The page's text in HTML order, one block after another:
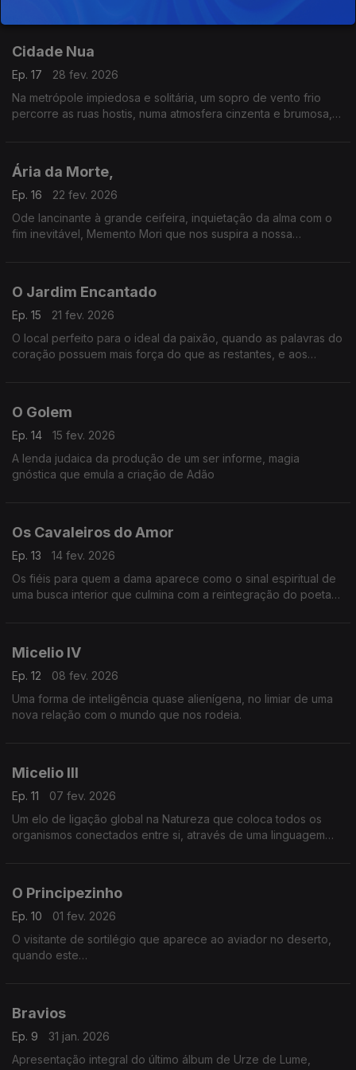
Cidade Nua
Ep. 17
28 fev. 2026
Na metrópole impiedosa e solitária, um sopro de vento frio
percorre as ruas hostis, numa atmosfera cinzenta e brumosa,
Ária da Morte,
Ep. 16
22 fev. 2026
Ode lancinante à grande ceifeira, inquietação da alma com o
fim inevitável, Memento Mori que nos suspira a nossa
O Jardim Encantado
Ep. 15
21 fev. 2026
O local perfeito para o ideal da paixão, quando as palavras do
coração possuem mais força do que as restantes, e aos
O Golem
Ep. 14
15 fev. 2026
A lenda judaica da produção de um ser informe, magia
gnóstica que emula a criação de Adão
Os Cavaleiros do Amor
Ep. 13
14 fev. 2026
Os fiéis para quem a dama aparece como o sinal espiritual de
uma busca interior que culmina com a reintegração do poeta
Micelio IV
Ep. 12
08 fev. 2026
Uma forma de inteligência quase alienígena, no limiar de uma
nova relação com o mundo que nos rodeia.
Micelio III
Ep. 11
07 fev. 2026
Um elo de ligação global na Natureza que coloca todos os
organismos conectados entre si, através de uma linguagem
O Principezinho
Ep. 10
01 fev. 2026
O visitante de sortilégio que aparece ao aviador no deserto,
quando este
Bravios
Ep. 9
31 jan. 2026
Apresentação integral do último álbum de Urze de Lume,